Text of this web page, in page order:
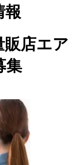
報
店エア
集